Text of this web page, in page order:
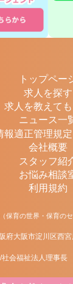
トップペー
求人を探す
求人を教えても
ニュース一
報適正管理規
会社概要
スタッフ紹
お悩み相談
利用規約
保育の世界・保育のセ
府大阪市淀川区西
社会福祉法人理事